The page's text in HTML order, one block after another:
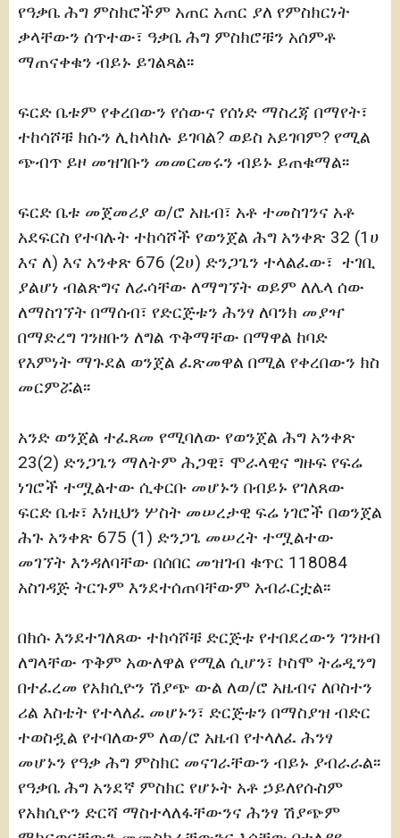
የዓቃቤ ሕግ ምስክሮችም አጠር አጠር ያለ የምስክርነት
ቃላቸውን ሰጥተው፣ ዓቃቤ ሕግ ምስክሮቹን አሰምቶ
ማጠናቀቁን ብይኑ ይገልጻል፡፡
ፍርድ ቤቱም የቀረበውን የሰውና የሰነድ ማስረጃ በማየት፣
ተከሳሾቹ ክሱን ሊከላከሉ ይገባል? ወይስ አይገባም? የሚል
ጭብጥ ይዞ መዝገቡን መመርመሩን ብይኑ ይጠቁማል፡፡
ፍርድ ቤቱ መጀመሪያ ወ/ሮ አዜብ፣ አቶ ተመስገንና አቶ
አደፍርስ የተባሉት ተከሳሾች የወንጀል ሕግ አንቀጽ 32 (1ሀ
እና ለ) እና አንቀጽ 676 (2ሀ) ድንጋጌን ተላልፈው፣ ተገቢ
ያልሆነ ብልጽግና ለራሳቸው ለማግኘት ወይም ለሌላ ሰው
ለማስገኘት በማሰብ፣ የድርጅቱን ሕንፃ ለባንክ መያዣ
በማድረግ ገንዘቡን ለግል ጥቅማቸው በማዋል ከባድ
የእምነት ማጉደል ወንጀል ፈጽመዋል በሚል የቀረበውን ክስ
መርምሯል፡፡
አንድ ወንጀል ተፈጸመ የሚባለው የወንጀል ሕግ አንቀጽ
23(2) ድንጋጌን ማለትም ሕጋዊ፣ ሞራላዊና ግዙፍ የፍሬ
ነገሮች ተሟልተው ሲቀርቡ መሆኑን በብይኑ የገለጸው
ፍርድ ቤቱ፣ እነዚህን ሦስት መሠረታዊ ፍሬ ነገሮች በወንጀል
ሕጉ አንቀጽ 675 (1) ድንጋጌ መሠረት ተሟልተው
መገኘት እንዳለባቸው በሰበር መዝገብ ቁጥር 118084
አስገዳጅ ትርጉም እንደተሰጠባቸውም አብራርቷል፡፡
በክሱ እንደተገለጸው ተከሳሾቹ ድርጅቱ የተበደረውን ገንዘብ
ለግላቸው ጥቅም አውለዋል የሚል ሲሆን፣ ኮስሞ ትሬዲንግ
በተፈረመ የአክሲዮን ሽያጭ ውል ለወ/ሮ አዜብና ለቦስተን
ሪል እስቴት የተላለፈ መሆኑን፣ ድርጅቱን በማስያዝ ብድር
ተወስዷል የተባለውም ለወ/ሮ አዜብ የተላለፈ ሕንፃ
መሆኑን የዓቃ ሕግ ምስክር መናገራቸውን ብይኑ ያብራራል፡፡
የዓቃቤ ሕግ አንደኛ ምስክር የሆኑት አቶ ኃይለየሱስም
የአክሲዮን ድርሻ ማስተላለፋቸውንና ሕንፃ ሽያጭም